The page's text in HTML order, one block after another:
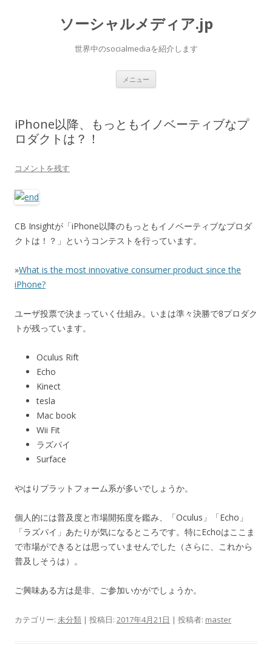
ソーシャルメディア.jp
世界中のsocialmediaを紹介します
メニュー
ス
iPhone以降、もっともイノベーティブなプ
ロダクトは？！
コメントを残す
CB Insightが「iPhone以降のもっともイノベーティブなプロダ
クトは！？」というコンテストを行っています。
»What is the most innovative consumer product since the
iPhone?
ユーザ投票で決まっていく仕組み。いまは準々決勝で8プロダク
トが残っています。
Oculus Rift
Echo
Kinect
tesla
Mac book
Wii Fit
ラズパイ
Surface
やはりプラットフォーム系が多いでしょうか。
個人的には普及度と市場開拓度を鑑み、「Oculus」「Echo」
「ラズパイ」あたりが気になるところです。特にEchoはここま
で市場ができるとは思っていませんでした（さらに、これから
普及しそうは）。
ご興味ある方は是非、ご参加いかがでしょうか。
カテゴリー: 未分類 | 投稿日: 2017年4月21日 | 投稿者: master